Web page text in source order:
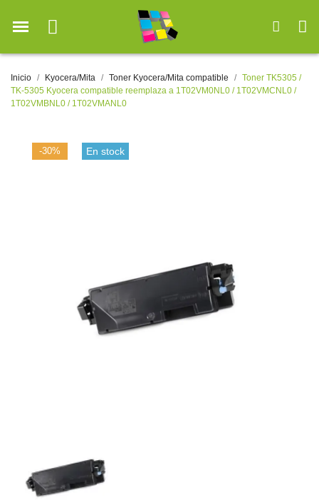
Inicio Kyocera/Mita Toner Kyocera/Mita compatible
Toner TK5305 /
TK-5305 Kyocera compatible reemplaza a 1T02VM0NL0 / 1T02VMCNL0 /
1T02VMBNL0 / 1T02VMANL0
-30% En stock